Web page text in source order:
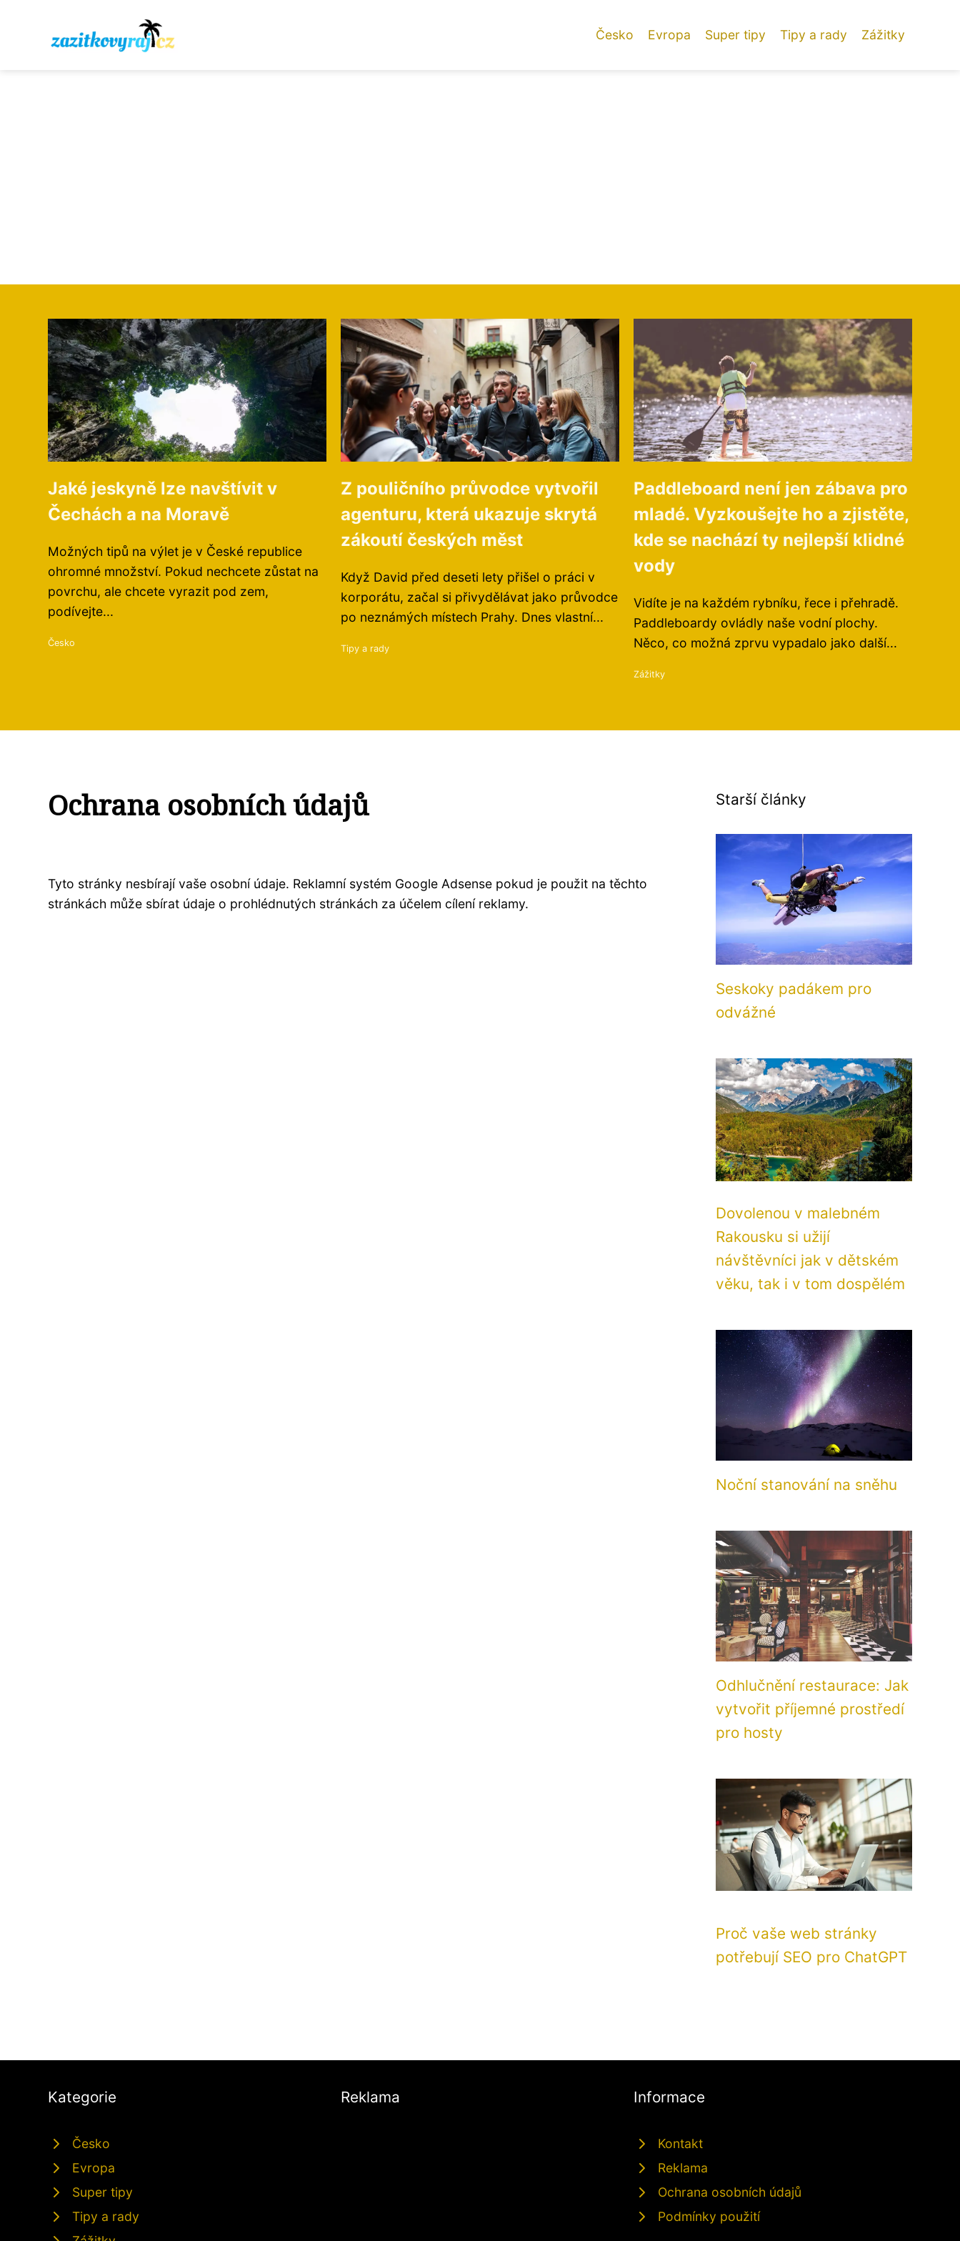
Česko Evropa Super tipy Tipy a rady Zážitky
Jaké jeskyně lze navštívit v
Čechách a na Moravě
Možných tipů na výlet je v České republice
ohromné množství. Pokud nechcete zůstat na
povrchu, ale chcete vyrazit pod zem,
podívejte...
Česko
Z pouličního průvodce vytvořil
agenturu, která ukazuje skrytá
zákoutí českých měst
Když David před deseti lety přišel o práci v
korporátu, začal si přivydělávat jako průvodce
po neznámých místech Prahy. Dnes vlastní...
Tipy a rady
Paddleboard není jen zábava pro
mladé. Vyzkoušejte ho a zjistěte,
kde se nachází ty nejlepší klidné
vody
Vidíte je na každém rybníku, řece i přehradě.
Paddleboardy ovládly naše vodní plochy.
Něco, co možná zprvu vypadalo jako další...
Zážitky
Ochrana osobních údajů
Tyto stránky nesbírají vaše osobní údaje. Reklamní systém Google Adsense pokud je použit na těchto
stránkách může sbírat údaje o prohlédnutých stránkách za účelem cílení reklamy.
Starší články
Seskoky padákem pro
odvážné
Dovolenou v malebném
Rakousku si užijí
návštěvníci jak v dětském
věku, tak i v tom dospělém
Noční stanování na sněhu
Odhlučnění restaurace: Jak
vytvořit příjemné prostředí
pro hosty
Proč vaše web stránky
potřebují SEO pro ChatGPT
Kategorie
Česko
Evropa
Super tipy
Tipy a rady
Reklama Informace
Kontakt
Reklama
Ochrana osobních údajů
Podmínky použití